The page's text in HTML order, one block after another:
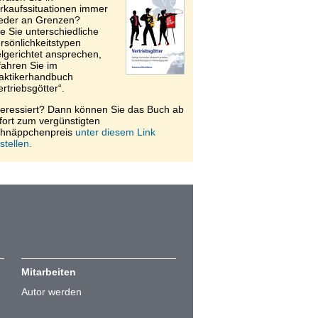
immer
an Grenzen?
Sie unterschiedliche
ansprechen,
Sie im
Dann können Sie das Buch ab
zum vergünstigten
unter diesem Link
Mitarbeiten
Autor werden